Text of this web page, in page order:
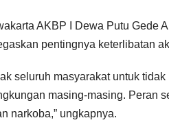
AKBP I Dewa Putu Gede
pentingnya keterlibatan
seluruh masyarakat untuk
masing-masing. Peran
narkoba,” ungkapnya.